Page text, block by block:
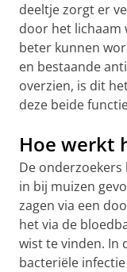
deeltje zorgt er
door het lichaam
beter kunnen
en bestaande
overzien, is dit
deze beide
Hoe werkt
De
in bij muizen
zagen via een
het via de
wist te vinden. In
bacteriële